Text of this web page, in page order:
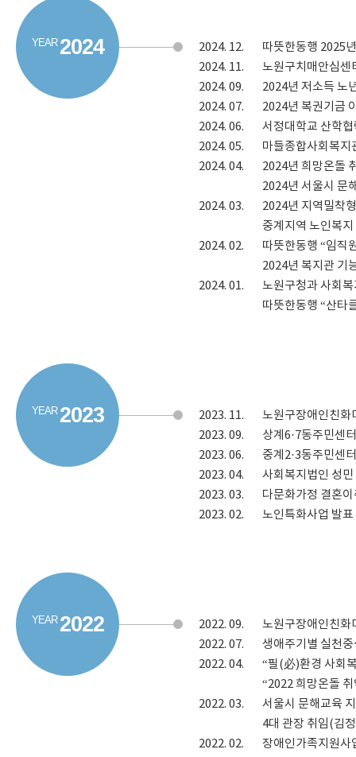
2024 2024. 12.
따뜻한동행 2025
2024. 11.
노원구치매안심센
2024. 09.
2024년 저소득 노
2024. 07.
2024년 복권기금
2024. 06.
서정대학교 산학
2024. 05.
마들종합사회복
2024. 04.
2024년 희망온돌
2024년 서울시 문
2024. 03.
2024년 지역밀착
중계지역 노인복
2024. 02.
따뜻한동행 “임직
2024년 복지관
2024. 01.
노원구청과 사회
따뜻한동행 “산타
2023 2023. 11.
노원구장애인친
2023. 09.
상계6·7동주민센
2023. 06.
중계2·3동주민센
2023. 04.
사회복지법인 성
2023. 03.
다문화가정 결혼
2023. 02. 노인특화사업 발
2022 2022. 09.
노원구장애인친
2022. 07.
생애주기별 실천
2022. 04.
“필(必)환경 사회
“2022 희망온돌
2022. 03.
서울시 문해교육
4대 관장 취임(김
2022. 02. 장애인가족지원사